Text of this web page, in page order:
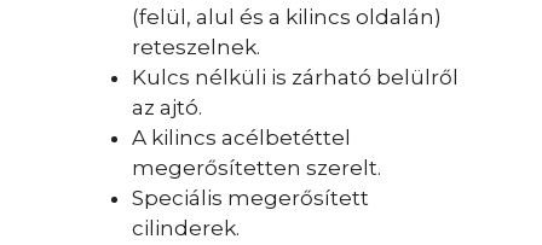
(felül, alul és a kilincs oldalán)
reteszelnek.
Kulcs nélküli is zárható belülről
az ajtó.
A kilincs acélbetéttel
megerősítetten szerelt.
Speciális megerősített
cilinderek.